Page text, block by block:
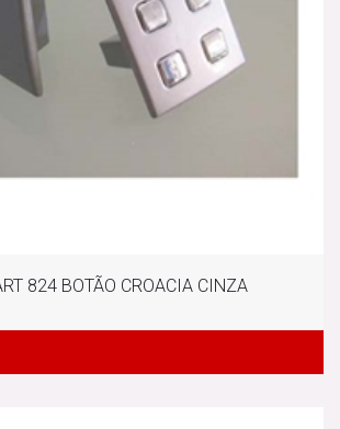
824 BOTÃO CROACIA CINZA